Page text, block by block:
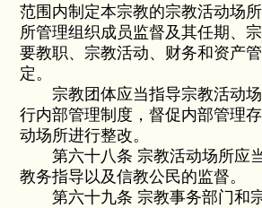
范围内制定本宗教的宗教活动场
所管理组织成员监督及其任期、
要教职、宗教活动、财务和资产
定。
宗教团体应当指导宗教活动场
行内部管理制度，督促内部管理
动场所进行整改。
第六十八条 宗教活动场所应
教务指导以及信教公民的监督。
第六十九条 宗教事务部门和